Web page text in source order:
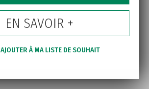
EN SAVOIR +
AJOUTER À MA LISTE DE SOUHAIT